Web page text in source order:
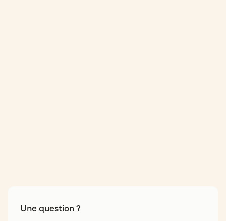
Une question ?